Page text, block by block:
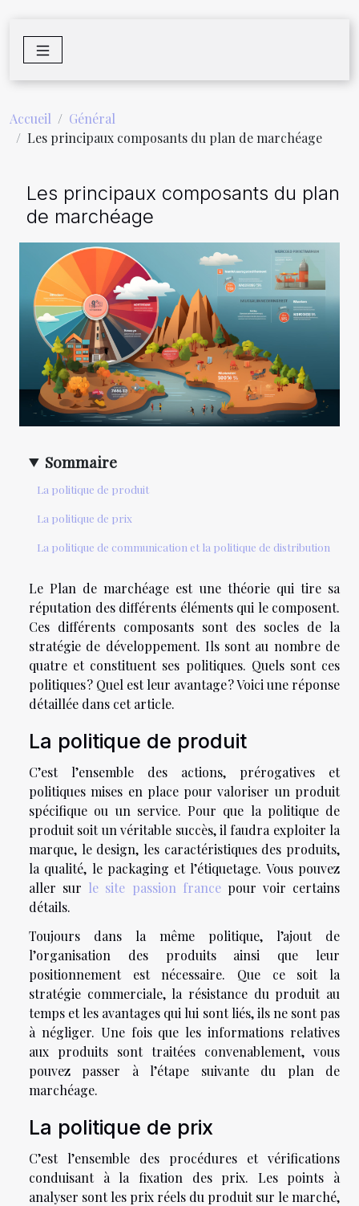
Accueil
Général
Les principaux composants du plan de marchéage
Les principaux composants du plan
de marchéage
Sommaire
La politique de produit
La politique de prix
La politique de communication et la politique de distribution
Le Plan de marchéage est une théorie qui tire sa
réputation des différents éléments qui le composent.
Ces différents composants sont des socles de la
stratégie de développement. Ils sont au nombre de
quatre et constituent ses politiques. Quels sont ces
politiques ? Quel est leur avantage ? Voici une réponse
détaillée dans cet article.
La politique de produit
C’est l’ensemble des actions, prérogatives et
politiques mises en place pour valoriser un produit
spécifique ou un service. Pour que la politique de
produit soit un véritable succès, il faudra exploiter la
marque, le design, les caractéristiques des produits,
la qualité, le packaging et l’étiquetage. Vous pouvez
aller sur le site passion francepour voir certains
détails.
Toujours dans la même politique, l’ajout de
l’organisation des produits ainsi que leur
positionnement est nécessaire. Que ce soit la
stratégie commerciale, la résistance du produit au
temps et les avantages qui lui sont liés, ils ne sont pas
à négliger. Une fois que les informations relatives
aux produits sont traitées convenablement, vous
pouvez passer à l’étape suivante du plan de
marchéage.
La politique de prix
C’est l’ensemble des procédures et vérifications
conduisant à la fixation des prix. Les points à
analyser sont les prix réels du produit sur le marché,